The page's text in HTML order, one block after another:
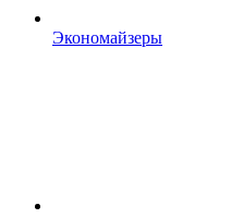
Экономайзеры